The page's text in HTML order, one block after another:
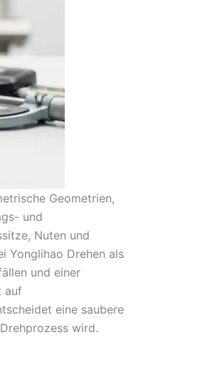
Geometrien,
und
Nuten und
Yonglihao Drehen als
und einer
auf
eine saubere
wird.